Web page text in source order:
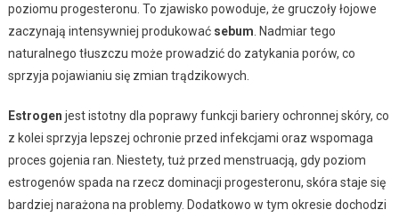
poziomu progesteronu. To zjawisko powoduje, że gruczoły łojowe
zaczynają intensywniej produkować sebum . Nadmiar tego
naturalnego tłuszczu może prowadzić do zatykania porów, co
sprzyja pojawianiu się zmian trądzikowych.
Estrogen jest istotny dla poprawy funkcji bariery ochronnej skóry, co
z kolei sprzyja lepszej ochronie przed infekcjami oraz wspomaga
proces gojenia ran. Niestety, tuż przed menstruacją, gdy poziom
estrogenów spada na rzecz dominacji progesteronu, skóra staje się
bardziej narażona na problemy. Dodatkowo w tym okresie dochodzi